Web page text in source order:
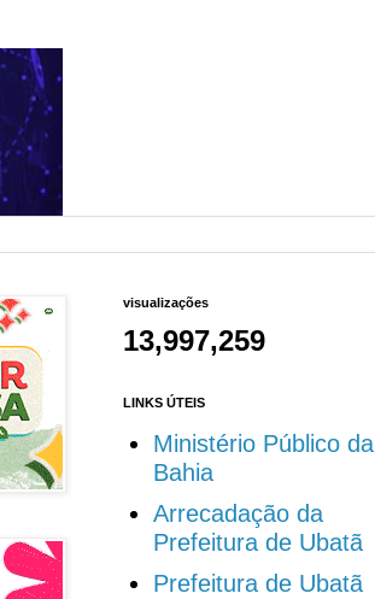
visualizações
13,997,259
LINKS ÚTEIS
Ministério Público da
Bahia
Arrecadação da
Prefeitura de Ubatã
Prefeitura de Ubatã